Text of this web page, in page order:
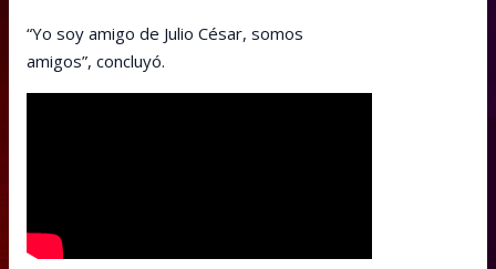
“Yo soy amigo de Julio César, somos
amigos”, concluyó.